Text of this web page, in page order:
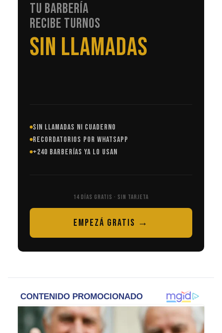
TU BARBERÍA
RECIBE TURNOS
EN AUTOMÁTICO
SIN LLAMADAS NI CUADERNO
RECORDATORIOS POR WHATSAPP
+240 BARBERÍAS YA LO USAN
14 DÍAS GRATIS · SIN TARJETA
EMPEZÁ GRATIS →